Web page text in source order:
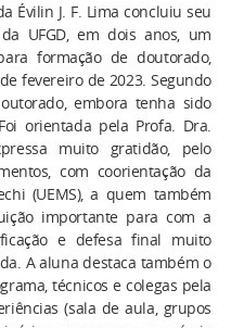
Évilin J. F. Lima concluiu seu
UFGD, em dois anos, um
formação de doutorado,
fevereiro de 2023. Segundo
embora tenha sido
orientada pela Profa. Dra.
muito gratidão, pelo
com coorientação da
(UEMS), a quem também
importante para com a
e defesa final muito
A aluna destaca também o
técnicos e colegas pela
(sala de aula, grupos